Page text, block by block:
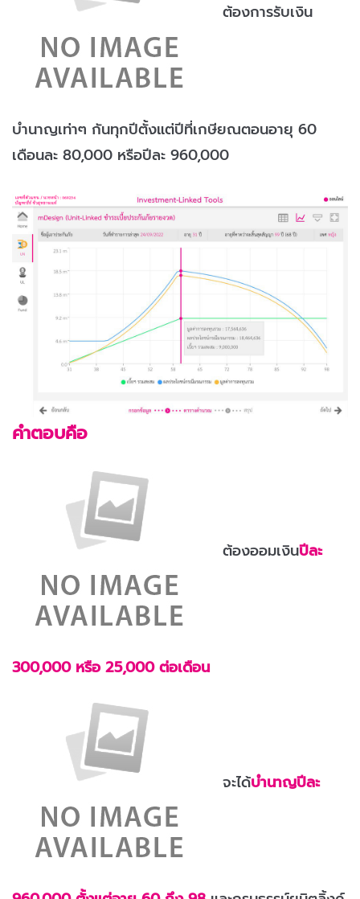
ต้องการรับเงิน
บำนาญเท่าๆ กันทุกปีตั้งแต่ปีที่เกษียณตอนอายุ 60
เดือนละ 80,000 หรือปีละ 960,000
คำตอบคือ
ต้องออมเงินปีละ
300,000 หรือ 25,000 ต่อเดือน
จะได้บำนาญปีละ